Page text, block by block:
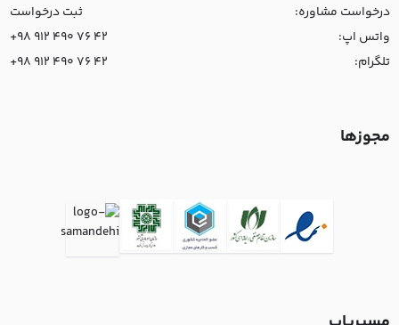
درخواست مشاوره:
ثبت درخواست
واتس اپ:
+98 912 490 76 42
تلگرام:
+98 912 490 76 42
مجوزها